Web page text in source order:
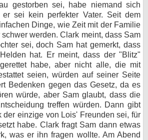
gestorben sei, habe niemand sich
sei kein perfekter Vater. Seit dem
Dinge, wie Zeit mit der Familie
werden. Clark meint, dass Sam
sei, doch Sam hat gemerkt, dass
hat. Er meint, dass der "Blitz"
habe, aber nicht alle, die mit
seien, würden auf seiner Seite
Bedenken gegen das Gesetz, da es
würde, aber Sam glaubt, dass die
treffen würden. Dann gibt
der einzige von Lois' Freunden sei, für
habe. Clark fragt Sam dann etwas
was er ihn fragen wollte. Am Abend